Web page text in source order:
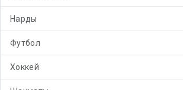
Нарды
Футбол
Хоккей